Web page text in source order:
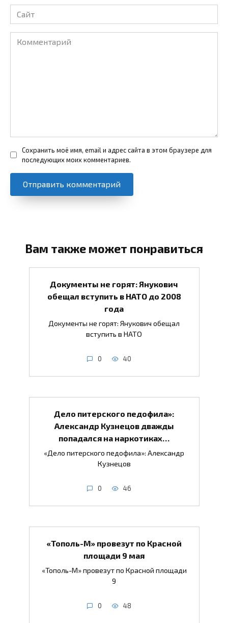
Сайт
Комментарий
Сохранить моё имя, email и адрес сайта в этом браузере для
последующих моих комментариев.
Вам также может понравиться
Документы не горят: Янукович
обещал вступить в НАТО до 2008
года
Документы не горят: Янукович обещал
вступить в НАТО
0 40
Дело питерского педофила»:
Александр Кузнецов дважды
попадался на наркотиках…
«Дело питерского педофила»: Александр
Кузнецов
0 46
«Тополь-М» провезут по Красной
площади 9 мая
«Тополь-М» провезут по Красной площади
9
0 48